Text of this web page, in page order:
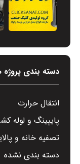
دسته بندی پروژه
انتقال حرارت
پایپینگ و لوله
تصفیه خانه و
دسته بندی نشده